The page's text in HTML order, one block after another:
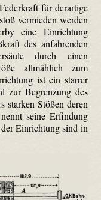
für derartige
vermieden werden
eine Einrichtung
des anfahrenden
durch einen
allmählich zum
ist ein starrer
zur Begrenzung des
starken Stößen deren
seine Erfindung
Einrichtung sind in